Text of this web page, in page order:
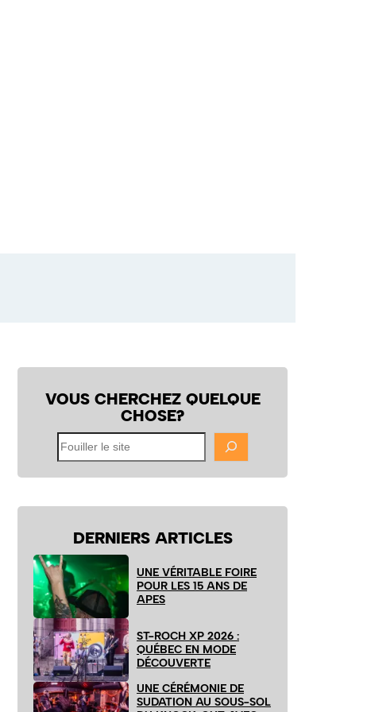
VOUS CHERCHEZ QUELQUE
CHOSE?
Fouiller
le
site
DERNIERS ARTICLES
UNE VÉRITABLE FOIRE
POUR LES 15 ANS DE
APES
ST-ROCH XP 2026 :
QUÉBEC EN MODE
DÉCOUVERTE
UNE CÉRÉMONIE DE
SUDATION AU SOUS-SOL